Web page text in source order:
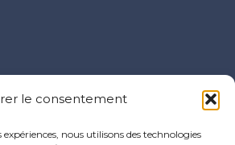
le consentement
nous utilisons des technologies